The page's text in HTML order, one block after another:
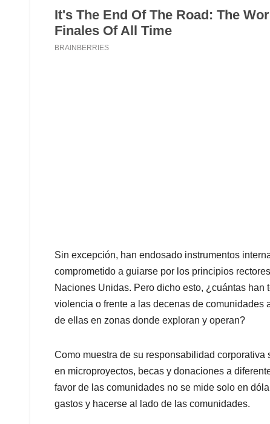
Sin excepción, han endosado instrumentos
comprometido a guiarse por los principios
Naciones Unidas. Pero dicho esto, ¿cuántas
violencia o frente a las decenas de comunidades
de ellas en zonas donde exploran y operan?
Como muestra de su responsabilidad
en microproyectos, becas y donaciones a
favor de las comunidades no se mide solo en
gastos y hacerse al lado de las comunidades.